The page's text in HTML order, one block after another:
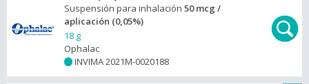
Suspensión para inhalación 50 mcg /
aplicación (0,05%)
18 g
Ophalac
INVIMA 2021M-0020188